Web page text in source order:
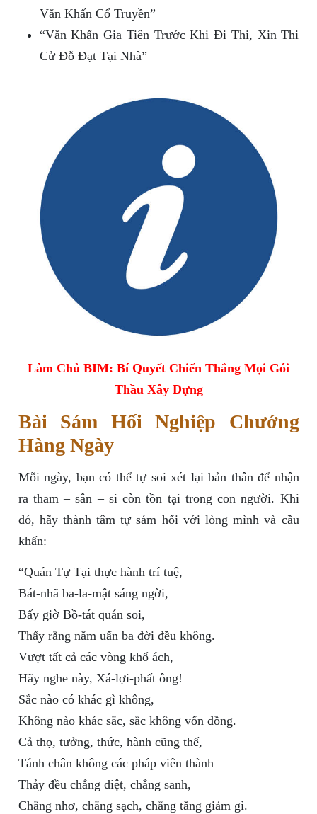
Văn Khấn Cổ Truyền”
“Văn Khấn Gia Tiên Trước Khi Đi Thi, Xin Thi
Cử Đỗ Đạt Tại Nhà”
Làm Chủ BIM: Bí Quyết Chiến Thắng Mọi Gói
Thầu Xây Dựng
Bài Sám Hối Nghiệp Chướng
Hàng Ngày
Mỗi ngày, bạn có thể tự soi xét lại bản thân để nhận
ra tham – sân – si còn tồn tại trong con người. Khi
đó, hãy thành tâm tự sám hối với lòng mình và cầu
khấn:
“Quán Tự Tại thực hành trí tuệ,
Bát-nhã ba-la-mật sáng ngời,
Bấy giờ Bồ-tát quán soi,
Thấy rằng năm uẩn ba đời đều không.
Vượt tất cả các vòng khổ ách,
Hãy nghe này, Xá-lợi-phất ông!
Sắc nào có khác gì không,
Không nào khác sắc, sắc không vốn đồng.
Cả thọ, tưởng, thức, hành cũng thế,
Tánh chân không các pháp viên thành
Thảy đều chẳng diệt, chẳng sanh,
Chẳng nhơ, chẳng sạch, chẳng tăng giảm gì.